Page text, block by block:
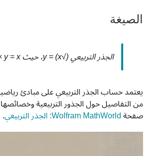
الصيغة
الجذر التربيعي (√x) = y، حيث y × y = x
يعتمد حساب الجذر التربيعي على مبادئ
من التفاصيل حول الجذور التربيعية
صفحةWolfram MathWorld: الجذر التربيعي .